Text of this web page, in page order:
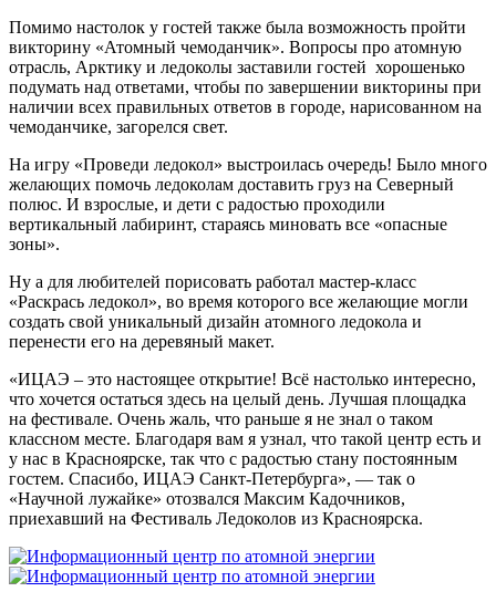
Помимо настолок у гостей также была возможность пройти
викторину «Атомный чемоданчик». Вопросы про атомную
отрасль, Арктику и ледоколы заставили гостей хорошенько
подумать над ответами, чтобы по завершении викторины при
наличии всех правильных ответов в городе, нарисованном на
чемоданчике, загорелся свет.
На игру «Проведи ледокол» выстроилась очередь! Было много
желающих помочь ледоколам доставить груз на Северный
полюс. И взрослые, и дети с радостью проходили
вертикальный лабиринт, стараясь миновать все «опасные
зоны».
Ну а для любителей порисовать работал мастер-класс
«Раскрась ледокол», во время которого все желающие могли
создать свой уникальный дизайн атомного ледокола и
перенести его на деревяный макет.
«ИЦАЭ – это настоящее открытие! Всё настолько интересно,
что хочется остаться здесь на целый день. Лучшая площадка
на фестивале. Очень жаль, что раньше я не знал о таком
классном месте. Благодаря вам я узнал, что такой центр есть и
у нас в Красноярске, так что с радостью стану постоянным
гостем. Спасибо, ИЦАЭ Санкт-Петербурга», — так о
«Научной лужайке» отозвался Максим Кадочников,
приехавший на Фестиваль Ледоколов из Красноярска.